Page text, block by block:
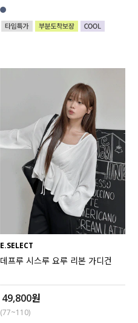
E.SELECT
데프루 시스루 요루 리본 가디건
49,800원
(77~110)